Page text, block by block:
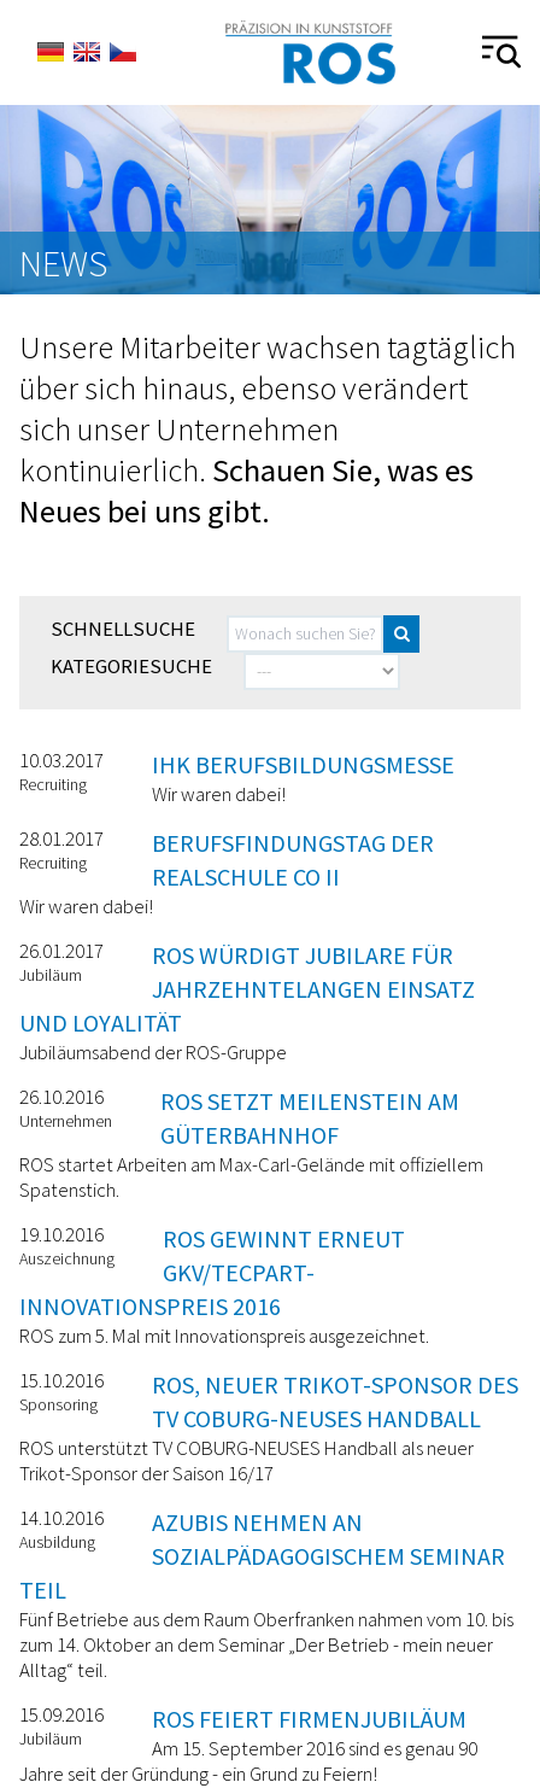
NEWS
Unsere Mitarbeiter wachsen tagtäglich
über sich hinaus, ebenso verändert
sich unser Unternehmen
kontinuierlich. Schauen Sie, was es
Neues bei uns gibt.
SCHNELLSUCHE
KATEGORIESUCHE
10.03.2017
Recruiting
IHK BERUFSBILDUNGSMESSE
Wir waren dabei!
28.01.2017
Recruiting
BERUFSFINDUNGSTAG DER
REALSCHULE CO II
Wir waren dabei!
26.01.2017
Jubiläum
ROS WÜRDIGT JUBILARE FÜR
JAHRZEHNTELANGEN EINSATZ
UND LOYALITÄT
Jubiläumsabend der ROS-Gruppe
26.10.2016
Unternehmen
ROS SETZT MEILENSTEIN AM
GÜTERBAHNHOF
ROS startet Arbeiten am Max-Carl-Gelände mit offiziellem
Spatenstich.
19.10.2016
Auszeichnung
ROS GEWINNT ERNEUT
GKV/TECPART-
INNOVATIONSPREIS 2016
ROS zum 5. Mal mit Innovationspreis ausgezeichnet.
15.10.2016
Sponsoring
ROS, NEUER TRIKOT-SPONSOR DES
TV COBURG-NEUSES HANDBALL
ROS unterstützt TV COBURG-NEUSES Handball als neuer
Trikot-Sponsor der Saison 16/17
14.10.2016
Ausbildung
AZUBIS NEHMEN AN
SOZIALPÄDAGOGISCHEM SEMINAR
TEIL
Fünf Betriebe aus dem Raum Oberfranken nahmen vom 10. bis
zum 14. Oktober an dem Seminar „Der Betrieb - mein neuer
Alltag“ teil.
15.09.2016
Jubiläum
ROS FEIERT FIRMENJUBILÄUM
Am 15. September 2016 sind es genau 90
Jahre seit der Gründung - ein Grund zu Feiern!